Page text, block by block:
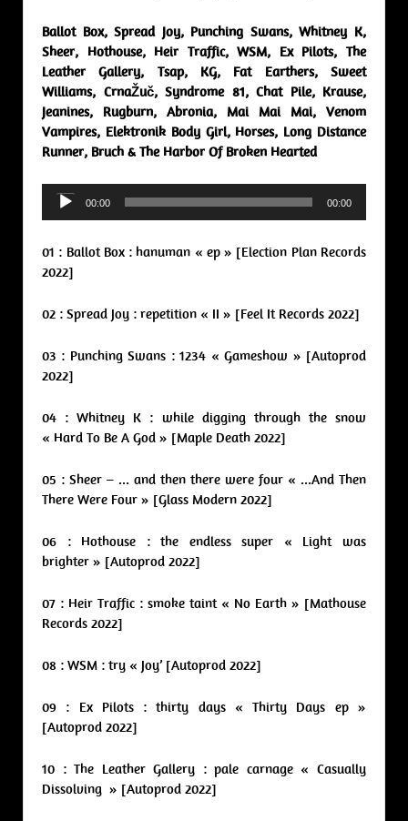
Ballot Box, Spread Joy, Punching Swans, Whitney K,
Sheer, Hothouse, Heir Traffic, WSM, Ex Pilots, The
Leather Gallery, Tsap, KG, Fat Earthers, Sweet
Williams, CrnaŽuč, Syndrome 81, Chat Pile, Krause,
Jeanines, Rugburn, Abronia, Mai Mai Mai, Venom
Vampires, Elektronik Body Girl, Horses, Long Distance
Runner, Bruch & The Harbor Of Broken Hearted
Audio
Player
00:00 00:00
01 : Ballot Box : hanuman « ep » [Election Plan Records
2022]
02 : Spread Joy : repetition « II » [Feel It Records 2022]
03 : Punching Swans : 1234 « Gameshow » [Autoprod
2022]
04 : Whitney K : while digging through the snow
« Hard To Be A God » [Maple Death 2022]
05 : Sheer – … and then there were four « …And Then
There Were Four » [Glass Modern 2022]
06 : Hothouse : the endless super « Light was
brighter » [Autoprod 2022]
07 : Heir Traffic : smoke taint « No Earth » [Mathouse
Records 2022]
08 : WSM : try « Joy’ [Autoprod 2022]
09 : Ex Pilots : thirty days « Thirty Days ep »
[Autoprod 2022]
10 : The Leather Gallery : pale carnage « Casually
Dissolving » [Autoprod 2022]